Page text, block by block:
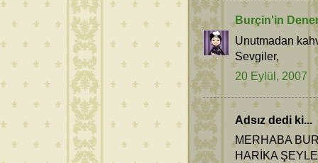
Burçin'in
Unutmadan
Sevgiler,
20 Eylül, 2007
Adsız dedi ki...
MERHABA
HARİKA